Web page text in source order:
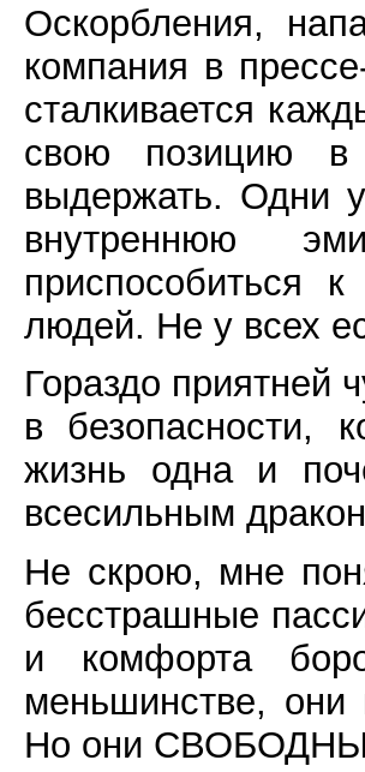
Оскорбления,
компания в
сталкивается
свою позицию в
выдержать. Одни
внутреннюю
приспособиться
людей. Не у всех
Гораздо приятней
в безопасности,
жизнь одна и
всесильным
Не скрою, мне
бесстрашные
и комфорта
меньшинстве,
Но они СВОБОДНЫ